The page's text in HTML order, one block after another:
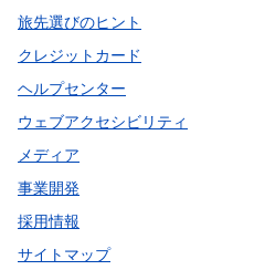
旅先選びのヒント
クレジットカード
ヘルプセンター
ウェブアクセシビリティ
メディア
事業開発
採用情報
サイトマップ